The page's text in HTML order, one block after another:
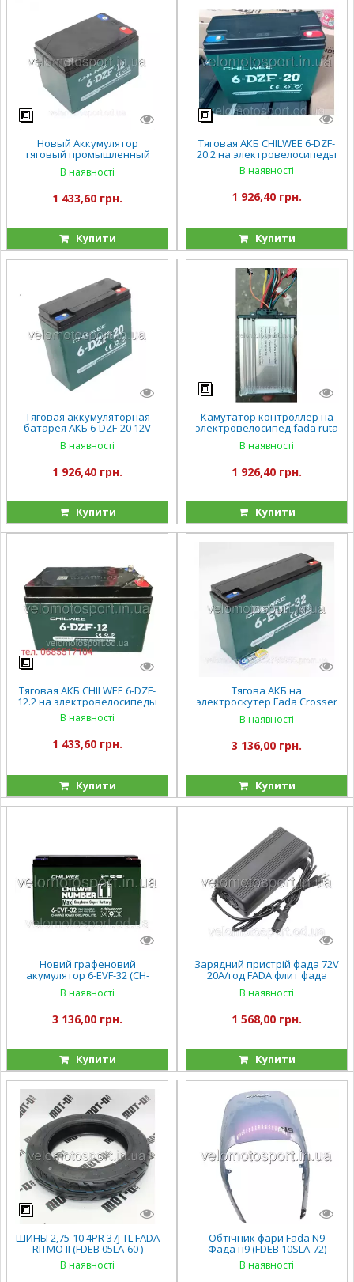
Новый Аккумулятор
тяговый промышленный
OUTDO 12V 12Ah 6-DZF-13 (6-
DZM-13)
В наявності
1 433,60 грн.
Купити
Тяговая АКБ CHILWEE 6-DZF-
20.2 на электровелосипеды
В наявності
1 926,40 грн.
Купити
Тяговая аккумуляторная
батарея АКБ 6-DZF-20 12V
В наявності
1 926,40 грн.
Купити
Камутатор контроллер на
электровелосипед fada ruta
рута 500 ватт 800 ватт
В наявності
1 926,40 грн.
Купити
Тяговая АКБ CHILWEE 6-DZF-
12.2 на электровелосипеды
В наявності
1 433,60 грн.
Купити
Тягова АКБ на
электроскутер Fada Crosser
Corso CHILWEE 6-EVF-32
В наявності
3 136,00 грн.
Купити
Новий графеновий
акумулятор 6-EVF-32 (CH-
0072V-L32) (1) напруга 12
V32Ah
В наявності
3 136,00 грн.
Купити
Зарядний пристрій фада 72V
20А/год FADA флит фада
флит 2 (FDEB 05VLA-60)
В наявності
1 568,00 грн.
Купити
ШИНЫ 2,75-10 4PR 37J TL FADA
RITMO II (FDEB 05LA-60 )
В наявності
Обтічник фари Fada N9
Фада н9 (FDEB 10SLA-72)
В наявності